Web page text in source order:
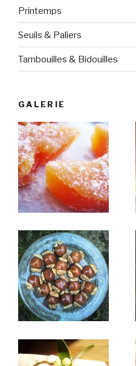
Printemps
Seuils & Paliers
Tambouilles & Bidouilles
GALERIE